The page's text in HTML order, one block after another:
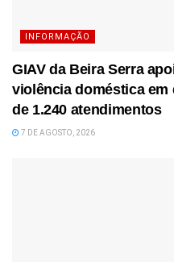
INFORMAÇÃO
GIAV da Beira Serra
violência doméstica em
de 1.240 atendimentos
7 DE AGOSTO, 2026